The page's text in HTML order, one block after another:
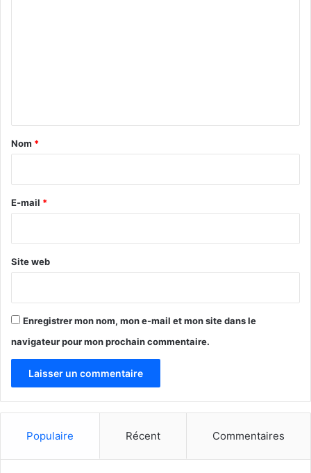
a
e
Nom *
E-mail *
Site web
Enregistrer mon nom, mon e-mail et mon site dans le
navigateur pour mon prochain commentaire.
Populaire Récent Commentaires